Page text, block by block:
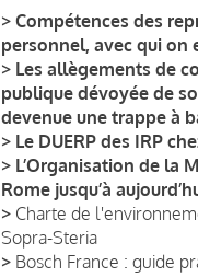
> Compétences des
personnel, avec qui on
> Les allègements de
publique dévoyée de
devenue une trappe à
> Le DUERP des IRP
> L’Organisation de la
Rome jusqu’à
> Charte de
Sopra-Steria
> Bosch France : guide